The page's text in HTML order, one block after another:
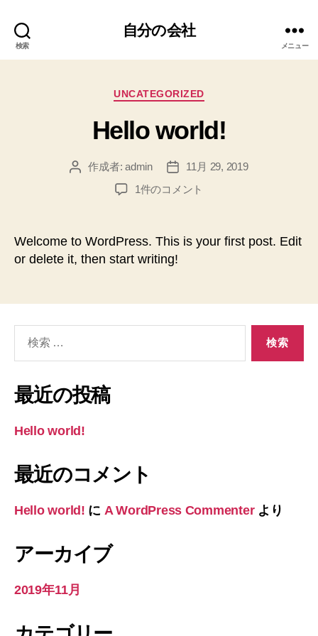
検索
自分の会社
メニュー
カ
ゴ
リ
UNCATEGORIZED
Hello world!
投
作成者:admin
投
稿
11月 29, 2019
Hello
1件のコメント
Welcome to WordPress. This is your first post. Edit
or delete it, then start writing!
象:
最近の投稿
Hello world!
最近のコメント
Hello world! に A WordPress Commenterより
アーカイブ
2019年11月